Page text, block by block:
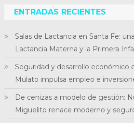
ENTRADAS RECIENTES
Salas de Lactancia en Santa Fe:
Lactancia Materna y la Primera
Seguridad y desarrollo económico
Mulato impulsa empleo e
De cenizas a modelo de gestión:
Miguelito renace moderno y